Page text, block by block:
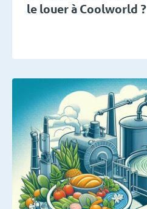
le louer à Coolworld ?